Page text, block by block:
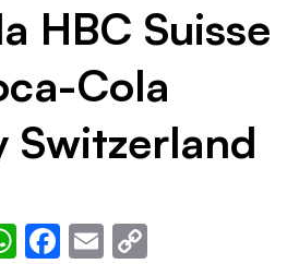
HBC Suisse
Cola
Switzerland
WhatsApp
Facebook
Email